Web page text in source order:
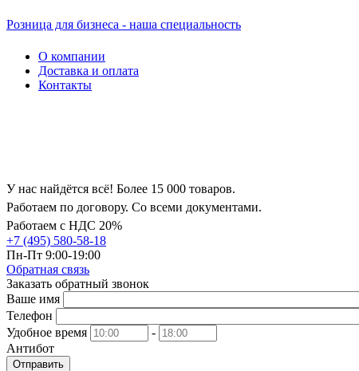
Розница для бизнеса - наша специальность
О компании
Доставка и оплата
Контакты
У нас найдётся всё! Более 15 000 товаров.
Работаем по договору. Со всеми документами.
Работаем с НДС 20%
+7 (495) 580-58-18
Пн-Пт 9:00-19:00
Обратная связь
Заказать обратный звонок
Ваше имя
Телефон
Удобное время
-
Антибот
Отправить